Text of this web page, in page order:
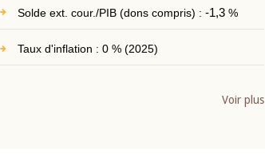
Solde ext. cour./PIB (dons compris) : -1,3%
Taux d'inflation : 0 % (2025)
Voir plus